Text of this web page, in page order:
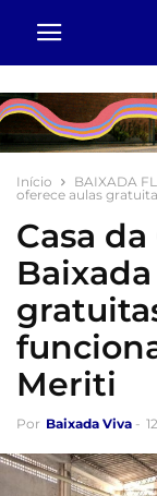
Início BAIXADA
oferece aulas
Casa
Meriti
Por Baixada Viva -